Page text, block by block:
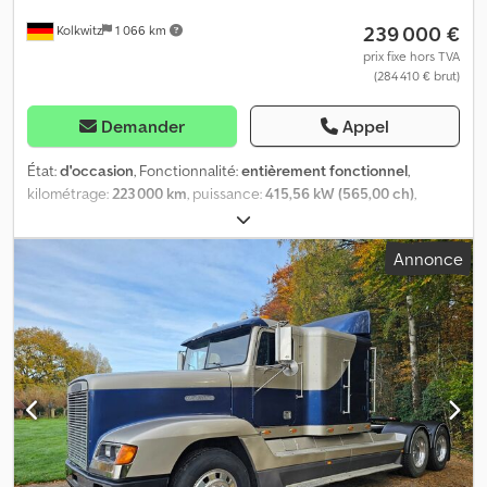
notre stock et promotions. 130.000m2 de surface et 20.000m2
magasin, garage et carrosserie tout equipe. Regarder notre video
Kolkwitz 1 066 km 239 000 €
prix fixe hors TVA
(284 410 € brut)
Demander Appel
État:d'occasion, Fonctionnalité:entièrement fonctionnel,
kilométrage:223 000 km, puissance:415,56 kW (565,00 ch),
06/2024
poids total:23 000 kg, configuration d'essieux:6x4, couleur:bleu,
cabine couchette, type d'engrenage:
mécanique, classe d'émission: Euro 6, Équipement:ABS, airbag,
blocage de différentiel, béquet, chauffage de stationnement,
climatisation, contrôle de traction, filtre à particules,
hydraulique, ordinateur de bord, régulateur de vitesse, -
Kenworth W900L Nouveau modèle - cuir, bois... Équipement
complet !! - Frein-moteur Jake Brake, moteur Cummins - Boîte de
vitesses Fuller 18 rapports - Garde-boues arrière au choix du
client inclus dans le prix - Tubes d'échappement 6" - Phares à LED
- Réfrigérateur - Micro-ondes - Cabine couchette 70" Stand-Up, 2
Annonce